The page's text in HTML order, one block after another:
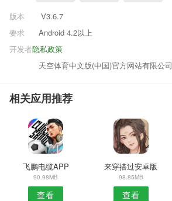
版本
V3.6.7
要求
Android 4.2以上
隐私政策
开发者
天空体育中文版(中国)官方网站有限公司
相关应用推荐
飞鹏电缆APP
90.98MB
查看
来穿搭过安卓版
98.85MB
查看